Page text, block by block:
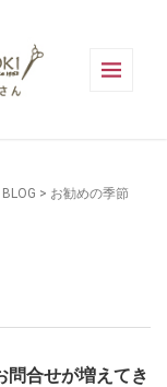
BLOG > お勧めの季節
問合せが増えてき